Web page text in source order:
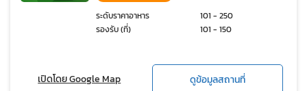
ระดับราคาอาหาร
101 - 250
รองรับ (ที่)
101 - 150
เปิดโดย Google Map ดูข้อมูลสถานที่